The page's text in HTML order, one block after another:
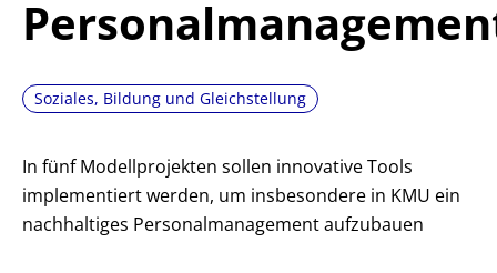
Soziales, Bildung und Gleichstellung
In fünf Modellprojekten sollen innovative Tools
implementiert werden, um insbesondere in KMU ein
nachhaltiges Personalmanagement aufzubauen